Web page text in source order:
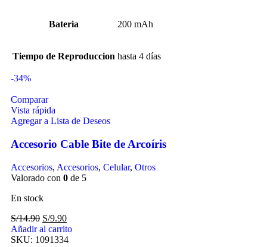
Bateria 200 mAh
Tiempo de Reproduccion hasta 4 días
-34%
Comparar
Vista rápida
Agregar a Lista de Deseos
Accesorio Cable Bite de Arcoíris
Accesorios, Accesorios, Celular, Otros
Valorado con 0 de 5
En stock
S/14.90 S/9.90
Añadir al carrito
SKU: 1091334